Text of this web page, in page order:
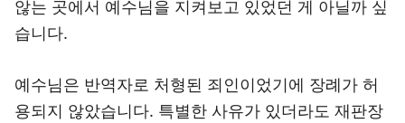
않는 곳에서 예수님을 지켜보고 있었던 게 아닐까 싶
습니다.
예수님은 반역자로 처형된 죄인이었기에 장례가 허
용되지 않았습니다. 특별한 사유가 있더라도 재판장